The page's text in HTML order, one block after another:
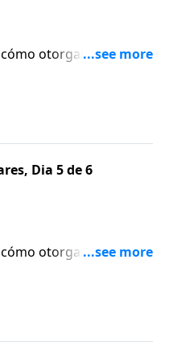
otorgar el perdón
seguida de
algo difícil.
Dia 5 de 6
otorgar el perdón
seguida de
algo difícil.